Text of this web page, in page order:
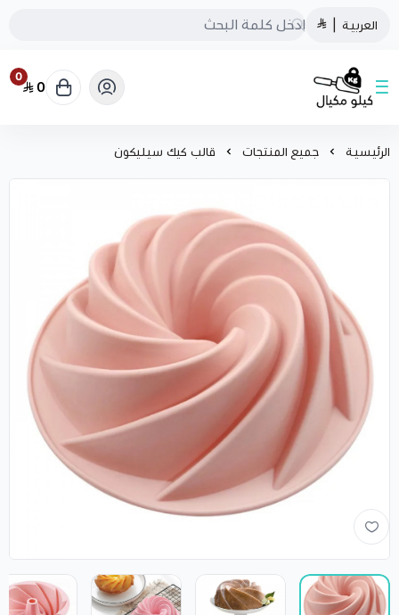
العربية
كيلو مكيال
0
0
الرئيسية جميع المنتجات قالب كيك سيليكون